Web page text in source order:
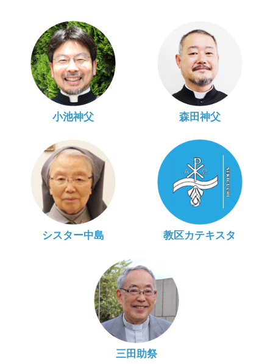
小池神父 森田神父
シスター中島 教区カテキスタ
三田助祭